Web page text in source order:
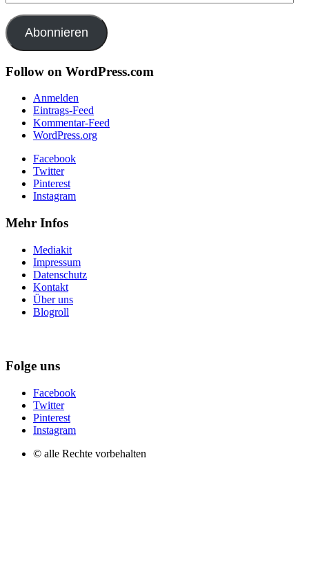
Mail-
Adresse
Abonnieren
Follow on WordPress.com
Anmelden
Eintrags-Feed
Kommentar-Feed
WordPress.org
Facebook
Twitter
Pinterest
Instagram
Mehr Infos
Mediakit
Impressum
Datenschutz
Kontakt
Über uns
Blogroll
Folge uns
Facebook
Twitter
Pinterest
Instagram
© alle Rechte vorbehalten